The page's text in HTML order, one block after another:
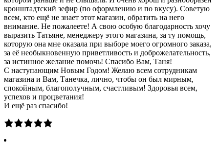
кронштадтский зефир (по оформлению и по вкусу). Советую
всем, кто ещё не знает этот магазин, обратить на него
внимание. Не пожалеете! А свою особую благодарность хочу
выразить Татьяне, менеджеру этого магазина, за ту помощь,
которую она мне оказала при выборе моего огромного заказа,
за её необыкновенную приветливость и доброжелательность,
за истинное желание помочь! Спасибо Вам, Таня!
С наступающим Новым Годом! Желаю всем сотрудникам
магазина и Вам, Танечка, лично, чтобы он был мирным,
спокойным, благополучным, счастливым! Здоровья всем,
успехов и процветания!
И ещё раз спасибо!